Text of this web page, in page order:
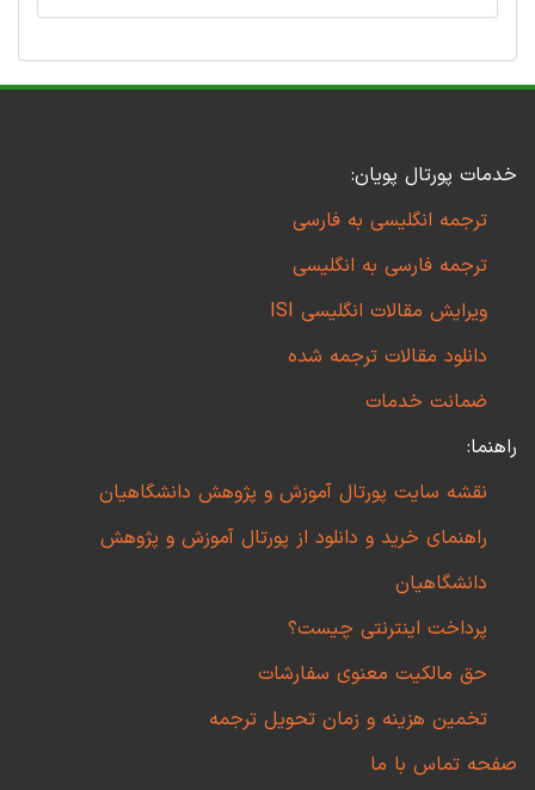
خدمات پورتال پویان:
ترجمه انگلیسی به فارسی
ترجمه فارسی به انگلیسی
ویرایش مقالات انگلیسی ISI
دانلود مقالات ترجمه شده
ضمانت خدمات
راهنما:
نقشه سایت پورتال آموزش و پژوهش دانشگاهیان
راهنمای خرید و دانلود از پورتال آموزش و پژوهش
دانشگاهیان
پرداخت اینترنتی چیست؟
حق مالکیت معنوی سفارشات
تخمین هزینه و زمان تحویل ترجمه
صفحه تماس با ما